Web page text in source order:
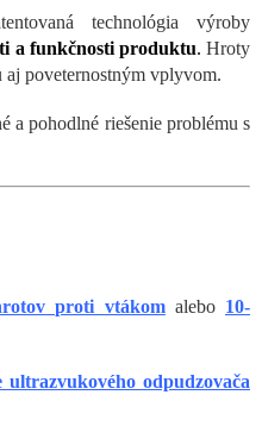
technológia výroby
a funkčnosti produktu. Hroty
poveternostným vplyvom.
a pohodlné riešenie problému s
proti vtákomalebo 10-
ultrazvukového odpudzovača